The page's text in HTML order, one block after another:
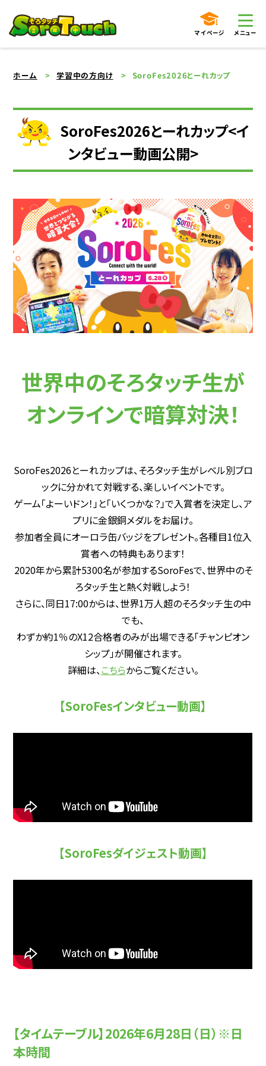
マイページ メニュー
ホーム 学習中の方向け SoroFes2026とーれカップ
SoroFes2026とーれカップ<イ
ンタビュー動画公開>
世界中のそろタッチ生が
オンラインで暗算対決！
SoroFes2026とーれカップは、そろタッチ生がレベル別ブロ
ックに分かれて対戦する、楽しいイベントです。
ゲーム「よーいドン！」と「いくつかな？」で入賞者を決定し、ア
プリに金銀銅メダルをお届け。
参加者全員にオーロラ缶バッジをプレゼント。各種目1位入
賞者への特典もあります！
2020年から累計5300名が参加するSoroFesで、世界中のそ
ろタッチ生と熱く対戦しよう！
さらに、同日17:00からは、世界1万人超のそろタッチ生の中
でも、
わずか約1％のX12合格者のみが出場できる「チャンピオン
シップ」が開催されます。
詳細は、こちらからご覧ください。
【SoroFesインタビュー動画】
【SoroFesダイジェスト動画】
【タイムテーブル】2026年6月28日（日）※日
本時間